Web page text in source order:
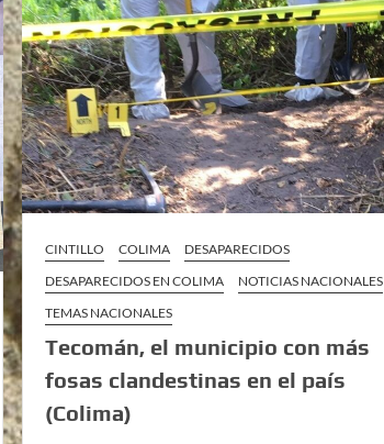
CINTILLO COLIMA
DESAPARECIDOS
DESAPARECIDOS EN COLIMA
NOTICIAS NACIONALES
TEMAS NACIONALES
Tecomán, el municipio con más
fosas clandestinas en el país
(Colima)